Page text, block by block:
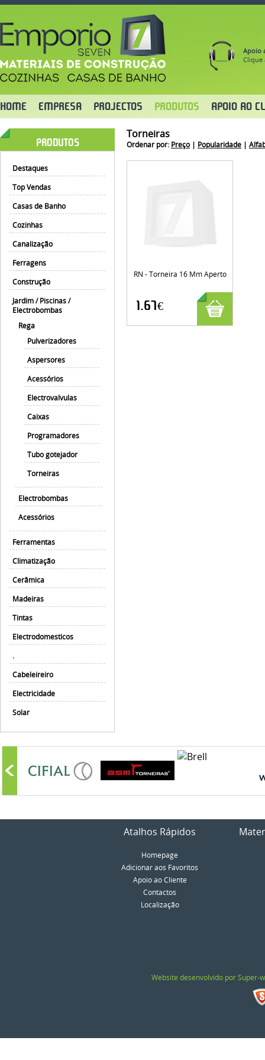
Apoio
Clique
HOME EMPRESA PROJECTOS PRODUTOS APOIO AO
PRODUTOS
Destaques
Top Vendas
Casas de Banho
Cozinhas
Canalização
Ferragens
Construção
Jardim / Piscinas /
Electrobombas
Rega
Pulverizadores
Aspersores
Acessórios
Electrovalvulas
Caixas
Programadores
Tubo gotejador
Torneiras
Electrobombas
Acessórios
Ferramentas
Climatização
Cerâmica
Madeiras
Tintas
Electrodomesticos
.
Cabeleireiro
Electricidade
Solar
Torneiras
Ordenar por: Preço | Popularidade |
RN - Torneira 16 Mm Aperto
1.67€
Atalhos Rápidos
Homepage
Adicionar aos Favoritos
Apoio ao Cliente
Contactos
Localização
Website desenvolvido por Super-